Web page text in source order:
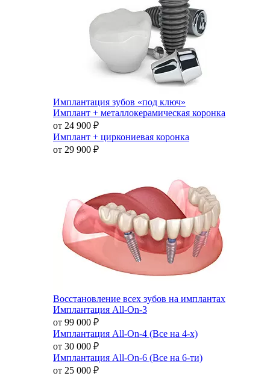
Имплантация зубов «под ключ»
Имплант + металлокерамическая коронка
от 24 900 ₽
Имплант + циркониевая коронка
от 29 900 ₽
Восстановление всех зубов на имплантах
Имплантация All-On-3
от 99 000 ₽
Имплантация All-On-4 (Все на 4-х)
от 30 000 ₽
Имплантация All-On-6 (Все на 6-ти)
от 25 000 ₽